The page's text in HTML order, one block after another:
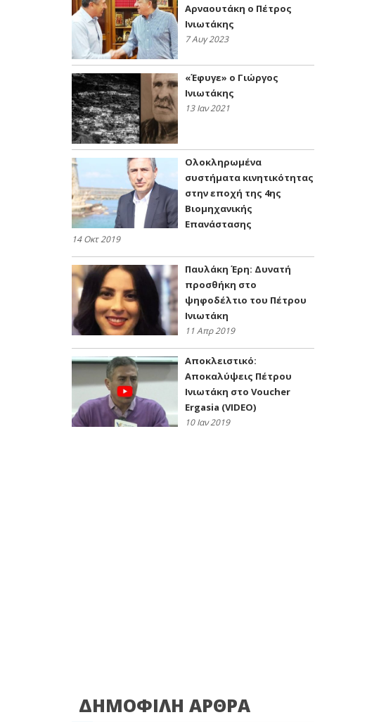
Αρναουτάκη ο Πέτρος
Ινιωτάκης
7 Αυγ 2023
«Έφυγε» ο Γιώργος
Ινιωτάκης
13 Ιαν 2021
Ολοκληρωμένα
συστήματα κινητικότητας
στην εποχή της 4ης
Βιομηχανικής
Επανάστασης
14 Οκτ 2019
Παυλάκη Έρη: Δυνατή
προσθήκη στο
ψηφοδέλτιο του Πέτρου
Ινιωτάκη
11 Απρ 2019
Αποκλειστικό:
Αποκαλύψεις Πέτρου
Ινιωτάκη στο Voucher
Ergasia (VIDEO)
10 Ιαν 2019
ΔΗΜΟΦΙΛΗ ΑΡΘΡΑ